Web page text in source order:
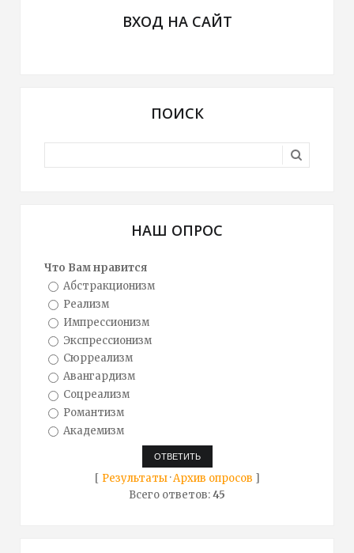
ВХОД НА САЙТ
ПОИСК
НАШ ОПРОС
Что Вам нравится
Абстракционизм
Реализм
Импрессионизм
Экспрессионизм
Сюрреализм
Авангардизм
Соцреализм
Романтизм
Академизм
[ Результаты·Архив опросов ]
Всего ответов:45